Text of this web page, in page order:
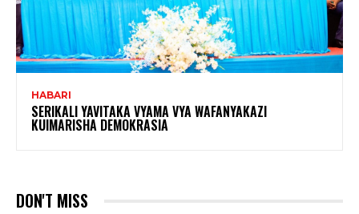
HABARI
SERIKALI YAVITAKA VYAMA VYA WAFANYAKAZI
KUIMARISHA DEMOKRASIA
DON'T MISS